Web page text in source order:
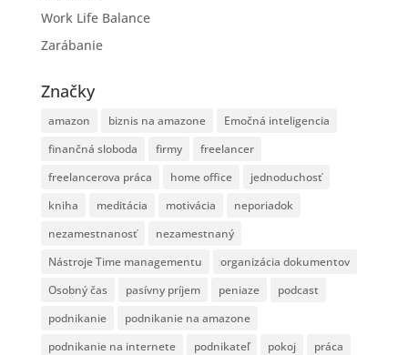
Work Life Balance
Zarábanie
Značky
amazon biznis na amazone
Emočná inteligencia
finančná sloboda
firmy
freelancer
freelancerova práca
home office
jednoduchosť
kniha
meditácia motivácia
neporiadok
nezamestnanosť
nezamestnaný
Nástroje Time managementu
organizácia dokumentov
Osobný čas
pasívny príjem peniaze
podcast
podnikanie
podnikanie na amazone
podnikanie na internete
podnikateľ pokoj
práca